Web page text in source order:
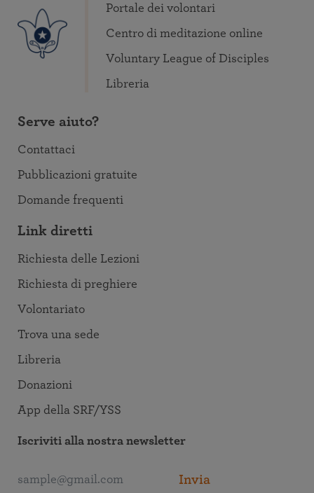
Portale dei volontari
Centro di meditazione online
Voluntary League of Disciples
Libreria
Serve aiuto?
Contattaci
Pubblicazioni gratuite
Domande frequenti
Link diretti
Richiesta delle Lezioni
Richiesta di preghiere
Volontariato
Trova una sede
Libreria
Donazioni
App della SRF/YSS
Iscriviti alla nostra newsletter
Invia